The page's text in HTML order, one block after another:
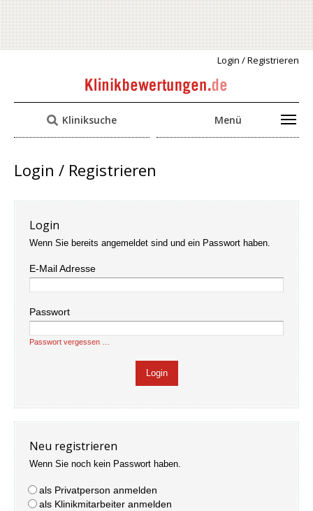
Login / Registrieren
Kliniksuche Menü
Login / Registrieren
Login
Wenn Sie bereits angemeldet sind und ein Passwort haben.
E-Mail Adresse
Passwort
Passwort vergessen …
Neu registrieren
Wenn Sie noch kein Passwort haben.
als Privatperson anmelden
als Klinikmitarbeiter anmelden